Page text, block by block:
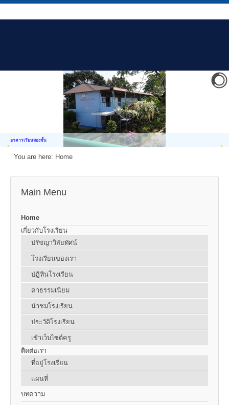
อาคารเรียนสองชั้น
You are here: Home
Main Menu
Home
เกี่ยวกับโรงเรียน
ปรัชญาวิสัยทัศน์
โรงเรียนของเรา
ปฏิทินโรงเรียน
ค่าธรรมเนียม
นำชมโรงเรียน
ประวัติโรงเรียน
เข้าเว็บไซต์ครู
ติดต่อเรา
ที่อยู่โรงเรียน
แผนที่
บทความ